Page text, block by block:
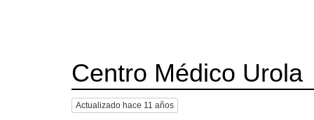
Centro Médico Urola
Actualizado hace 11 años